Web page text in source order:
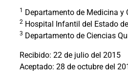
1 Departamento de Medicina y
2 Hospital Infantil del Estado
3 Departamento de Ciencias
Recibido: 22 de julio del 2015
Aceptado: 28 de octubre del